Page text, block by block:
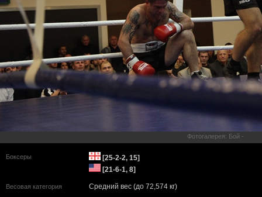
Фотогалерея: Бой -
Боксеры
[25-2-2, 15]
[21-6-1, 8]
Весовая категория Средний вес (до 72,574 кг)